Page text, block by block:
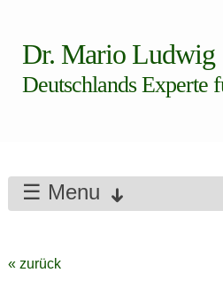
Dr. Mario Ludwig
Deutschlands Experte
☰ Menu
« zurück